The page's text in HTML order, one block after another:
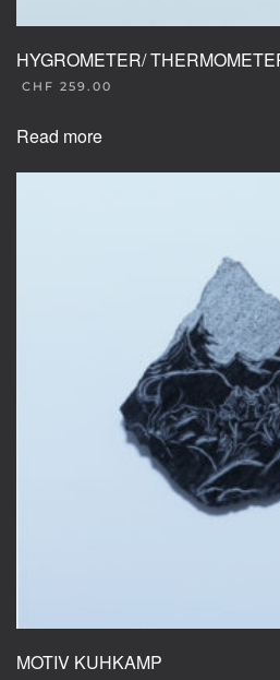
HYGROMETER/
CHF 259.00
Read more
MOTIV KUHKAMP